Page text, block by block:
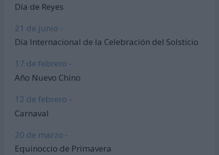
Día de Reyes
21 de junio -
Día Internacional de la Celebración del Solsticio
17 de febrero -
Año Nuevo Chino
12 de febrero -
Carnaval
20 de marzo -
Equinoccio de Primavera